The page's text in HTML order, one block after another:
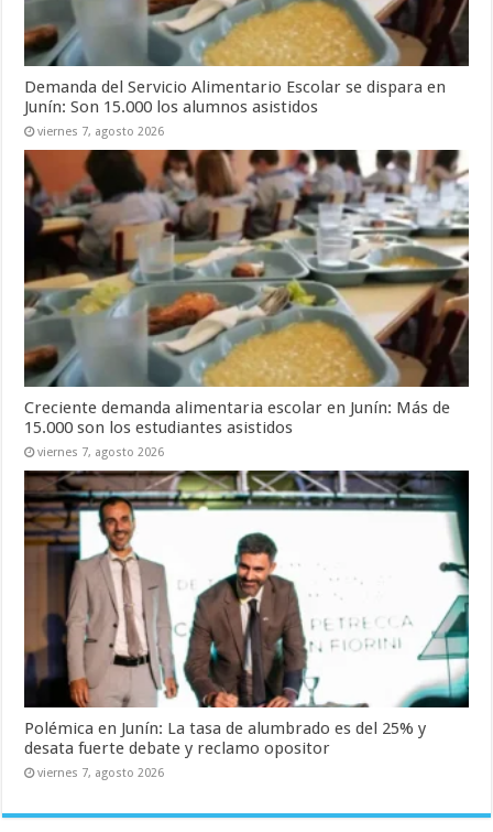
Demanda del Servicio Alimentario Escolar se dispara en
Junín: Son 15.000 los alumnos asistidos
viernes 7, agosto 2026
Creciente demanda alimentaria escolar en Junín: Más de
15.000 son los estudiantes asistidos
viernes 7, agosto 2026
Polémica en Junín: La tasa de alumbrado es del 25% y
desata fuerte debate y reclamo opositor
viernes 7, agosto 2026